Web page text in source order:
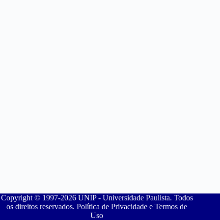
Copyright © 1997-2026 UNIP - Universidade Paulista. Todos
os direitos reservados. Política de Privacidade e Termos de
Uso